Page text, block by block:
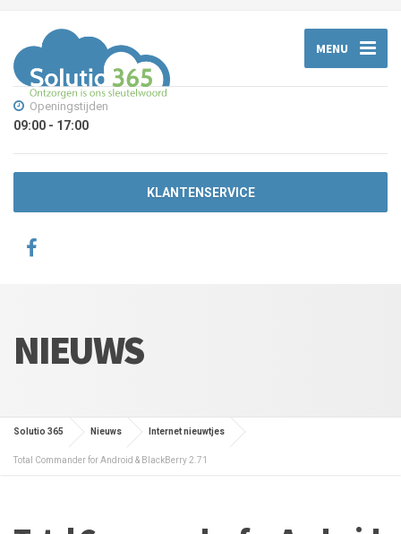
MENU
Openingstijden
09:00 - 17:00
KLANTENSERVICE
NIEUWS
Solutio 365 Nieuws Internet nieuwtjes
Total Commander for Android & BlackBerry 2.71